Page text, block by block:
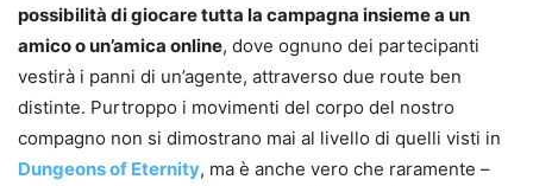
possibilità di giocare tutta la campagna insieme a un
amico o un’amica online, dove ognuno dei partecipanti
vestirà i panni di un’agente, attraverso due route ben
distinte. Purtroppo i movimenti del corpo del nostro
compagno non si dimostrano mai al livello di quelli visti in
Dungeons of Eternity, ma è anche vero che raramente –